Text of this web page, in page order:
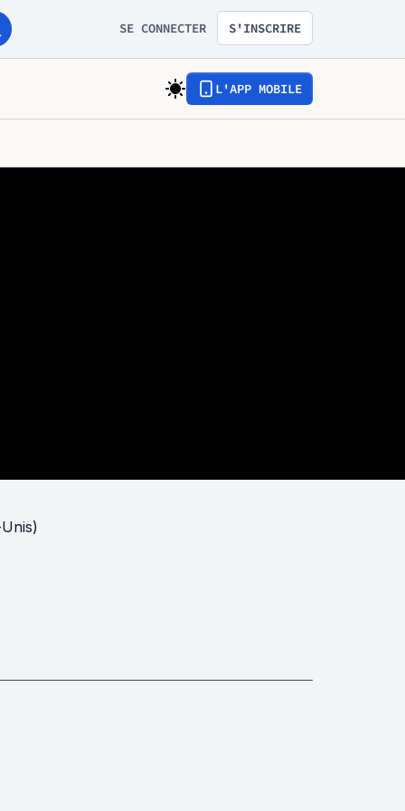
SE CONNECTER S'INSCRIRE
L'APP MOBILE